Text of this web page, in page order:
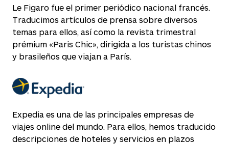
Le Figaro fue el primer periódico nacional francés.
Traducimos artículos de prensa sobre diversos
temas para ellos, así como la revista trimestral
prémium «Paris Chic», dirigida a los turistas chinos
y brasileños que viajan a París.
Expedia es una de las principales empresas de
viajes online del mundo. Para ellos, hemos traducido
descripciones de hoteles y servicios en plazos